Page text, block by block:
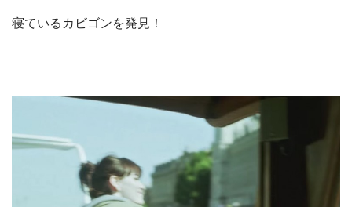
寝ているカビゴンを発見！